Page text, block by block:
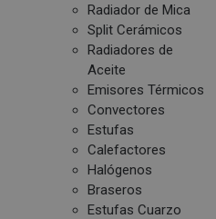
Radiador de Mica
Split Cerámicos
Radiadores de
Aceite
Emisores Térmicos
Convectores
Estufas
Calefactores
Halógenos
Braseros
Estufas Cuarzo